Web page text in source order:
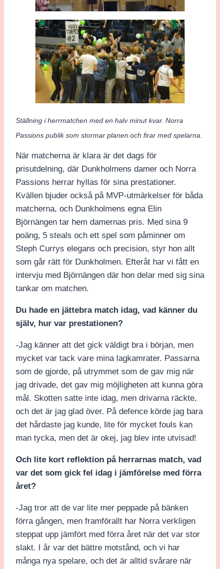
Ställning i herrmatchen med en halv minut kvar. Norra
Passions publik som stormar planen och firar med spelarna.
När matcherna är klara är det dags för
prisutdelning, där Dunkholmens damer och Norra
Passions herrar hyllas för sina prestationer.
Kvällen bjuder också på MVP-utmärkelser för båda
matcherna, och Dunkholmens egna Elin
Björnängen tar hem damernas pris. Med sina 9
poäng, 5 steals och ett spel som påminner om
Steph Currys elegans och precision, styr hon allt
som går rätt för Dunkholmen. Efteråt har vi fått en
intervju med Björnängen där hon delar med sig sina
tankar om matchen.
Du hade en jättebra match idag, vad känner du
själv, hur var prestationen?
-Jag känner att det gick väldigt bra i början, men
mycket var tack vare mina lagkamrater. Passarna
som de gjorde, på utrymmet som de gav mig när
jag drivade, det gav mig möjligheten att kunna göra
mål. Skotten satte inte idag, men drivarna räckte,
och det är jag glad över. På defence körde jag bara
det hårdaste jag kunde, lite för mycket fouls kan
man tycka, men det är okej, jag blev inte utvisad!
Och lite kort reflektion på herrarnas match, vad
var det som gick fel idag i jämförelse med förra
året?
-Jag tror att de var lite mer peppade på bänken
förra gången, men framförallt har Norra verkligen
steppat upp jämfört med förra året när det var stor
slakt. I år var det bättre motstånd, och vi har
många nya spelare, och det är alltid svårare när